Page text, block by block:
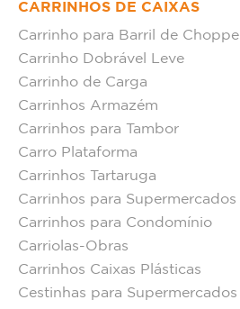
CARRINHOS DE CAIXAS
Carrinho para Barril de Choppe
Carrinho Dobrável Leve
Carrinho de Carga
Carrinhos Armazém
Carrinhos para Tambor
Carro Plataforma
Carrinhos Tartaruga
Carrinhos para Supermercados
Carrinhos para Condomínio
Carriolas-Obras
Carrinhos Caixas Plásticas
Cestinhas para Supermercados